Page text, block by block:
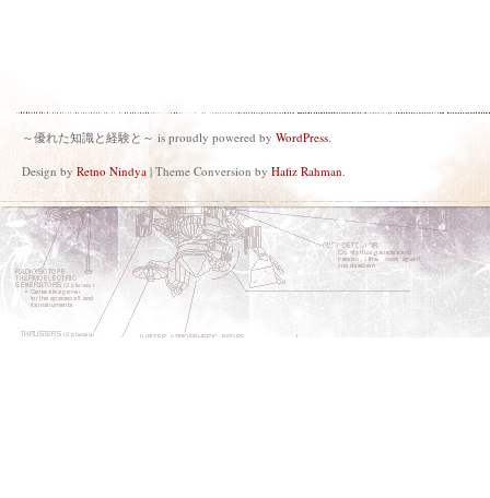
～優れた知識と経験と～ is proudly powered by WordPress.
Design by Retno Nindya | Theme Conversion by Hafiz Rahman.